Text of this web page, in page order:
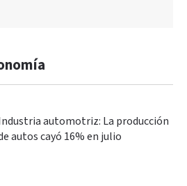
automotriz: La producción
autos cayó 16% en julio